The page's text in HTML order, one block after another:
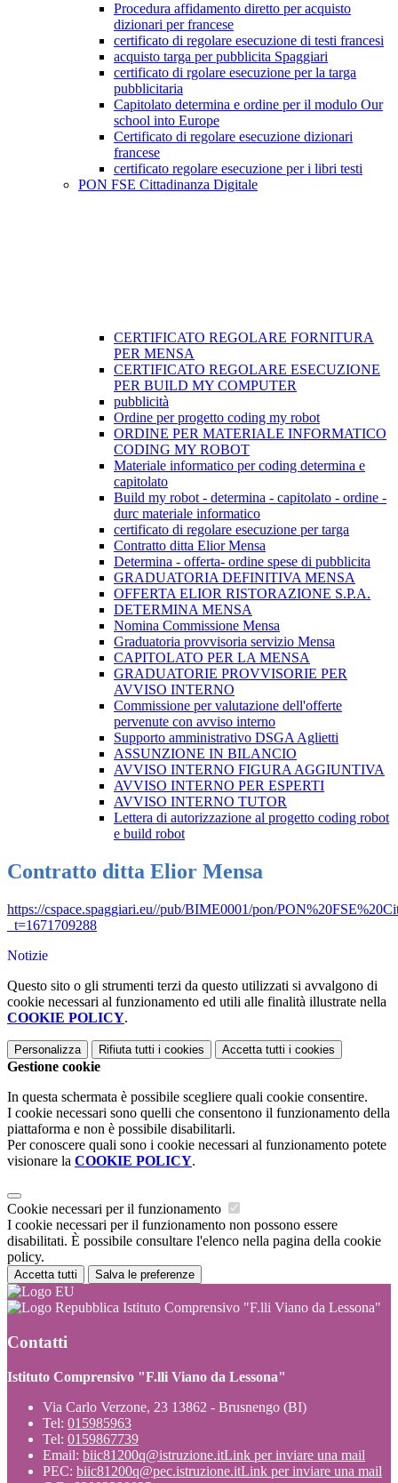
Procedura affidamento diretto per acquisto
dizionari per francese
certificato di regolare esecuzione di testi francesi
acquisto targa per pubblicita Spaggiari
certificato di rgolare esecuzione per la targa
pubblicitaria
Capitolato determina e ordine per il modulo Our
school into Europe
Certificato di regolare esecuzione dizionari
francese
certificato regolare esecuzione per i libri testi
PON FSE Cittadinanza Digitale
CERTIFICATO REGOLARE FORNITURA
PER MENSA
CERTIFICATO REGOLARE ESECUZIONE
PER BUILD MY COMPUTER
pubblicità
Ordine per progetto coding my robot
ORDINE PER MATERIALE INFORMATICO
CODING MY ROBOT
Materiale informatico per coding determina e
capitolato
Build my robot - determina - capitolato - ordine -
durc materiale informatico
certificato di regolare esecuzione per targa
Contratto ditta Elior Mensa
Determina - offerta- ordine spese di pubblicita
GRADUATORIA DEFINITIVA MENSA
OFFERTA ELIOR RISTORAZIONE S.P.A.
DETERMINA MENSA
Nomina Commissione Mensa
Graduatoria provvisoria servizio Mensa
CAPITOLATO PER LA MENSA
GRADUATORIE PROVVISORIE PER
AVVISO INTERNO
Commissione per valutazione dell'offerte
pervenute con avviso interno
Supporto amministrativo DSGA Aglietti
ASSUNZIONE IN BILANCIO
AVVISO INTERNO FIGURA AGGIUNTIVA
AVVISO INTERNO PER ESPERTI
AVVISO INTERNO TUTOR
Lettera di autorizzazione al progetto coding robot
e build robot
Contratto ditta Elior Mensa
https://cspace.spaggiari.eu//pub/BIME0001/pon/
_t=1671709288
Notizie
Questo sito o gli strumenti terzi da questo utilizzati si avvalgono di
cookie necessari al funzionamento ed utili alle finalità illustrate nella
COOKIE POLICY.
Personalizza Rifiuta tutti i cookies Accetta tutti i cookies
Gestione cookie
In questa schermata è possibile scegliere quali cookie consentire.
I cookie necessari sono quelli che consentono il funzionamento della
piattaforma e non è possibile disabilitarli.
Per conoscere quali sono i cookie necessari al funzionamento potete
visionare la COOKIE POLICY.
Cookie necessari per il funzionamento
I cookie necessari per il funzionamento non possono essere
disabilitati. È possibile consultare l'elenco nella pagina della cookie
policy.
Accetta tutti Salva le preferenze
Istituto Comprensivo "F.lli Viano da Lessona"
Contatti
Istituto Comprensivo "F.lli Viano da Lessona"
Via Carlo Verzone, 23 13862 - Brusnengo (BI)
Tel: 015985963
Tel: 0159867739
Email: biic81200q@istruzione.itLink per inviare una mail
PEC: biic81200q@pec.istruzione.itLink per inviare una mail